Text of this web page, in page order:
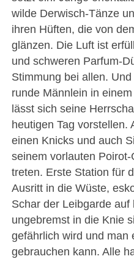
wilde Derwisch-Tänze
ihren Hüften, die von
glänzen. Die Luft ist
und schweren Parfum-
Stimmung bei allen.
runde Männlein in
lässt sich seine
heutigen Tag vorstellen.
einen Knicks und auch
seinem vorlauten
treten. Erste Station für
Ausritt in die Wüste,
Schar der Leibgarde
ungebremst in die Knie
gefährlich wird und man
gebrauchen kann. Alle